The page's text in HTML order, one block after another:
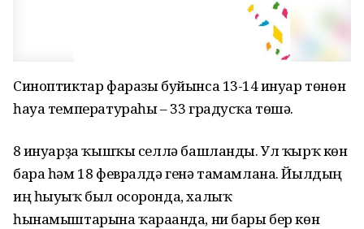
Синоптиктар фаразы буйынса 13-14 ғинуар төнөн
һауа температураһы – 33 градусҡа төшә.
8 ғинуарҙа ҡышҡы селлә башланды. Ул ҡырҡ көн
бара һәм 18 февралдә генә тамамлана. Йылдың
иң һыуыҡ был осоронда, халыҡ
һынамыштарына ҡарағанда, ни бары бер көн